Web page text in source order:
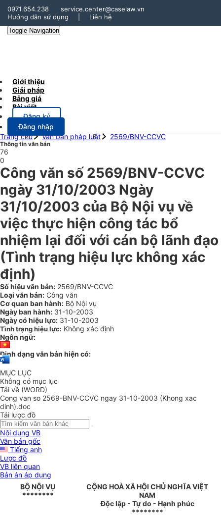
0971.654.238
service.center@caselaw.vn
Hướng dẫn sử dụng
Liên hệ
Toggle Navigation
Giới thiệu
Giải pháp
Bảng giá
Bài viết
Đăng ký
Đăng nhập
Trang chủ
Văn bản pháp luật 2569/BNV-CCVC
Thông tin văn bản
76
0
Công văn số 2569/BNV-CCVC
ngày 31/10/2003 Ngày
31/10/2003 của Bộ Nội vụ về
việc thực hiện công tác bổ
nhiệm lại đối với cán bộ lãnh đạo
(Tình trạng hiệu lực không xác
định)
Số hiệu văn bản: 2569/BNV-CCVC
Loại văn bản: Công văn
Cơ quan ban hành: Bộ Nội vụ
Ngày ban hành: 31-10-2003
Ngày có hiệu lực: 31-10-2003
Tình trạng hiệu lực: Không xác định
Ngôn ngữ:
Định dạng văn bản hiện có:
MỤC LỤC
Không có mục lục
Tải về (WORD)
Cong van so 2569-BNV-CCVC ngay 31-10-2003 (Khong xac
dinh).doc
Tải lược đồ
Nội dung VB
Văn bản gốc
Tiếng anh
Lược đồ
VB liên quan
Bản án áp dụng
BỘ NỘI VỤ
********
CỘNG HOÀ XÃ HỘI CHỦ NGHĨA VIỆT
NAM
Độc lập - Tự do - Hạnh phúc
********